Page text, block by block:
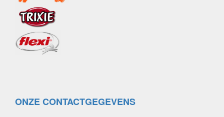
ONZE CONTACTGEGEVENS